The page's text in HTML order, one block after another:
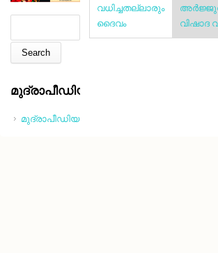
വധിച്ചതല്ലാരും
ദൈവം
വിഷാദ
മുദ്രാപീഡിയ
മുദ്രാപീഡിയ